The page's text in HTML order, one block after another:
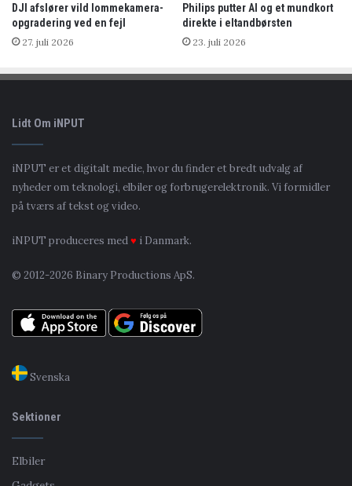
DJI afslører vild lommekamera-
opgradering ved en fejl
27. juli 2026
Philips putter AI og et mundkort
direkte i eltandbørsten
23. juli 2026
Lidt Om iNPUT
iNPUT er et digitalt medie, hvor du finder et bredt udvalg af
nyheder om teknologi, elbiler og forbrugerelektronik. Vi formidler
på tværs af tekst og video.
iNPUT produceres med♥ i Danmark.
© 2012-2026 Binary Productions ApS.
Svenska
Sektioner
Elbiler